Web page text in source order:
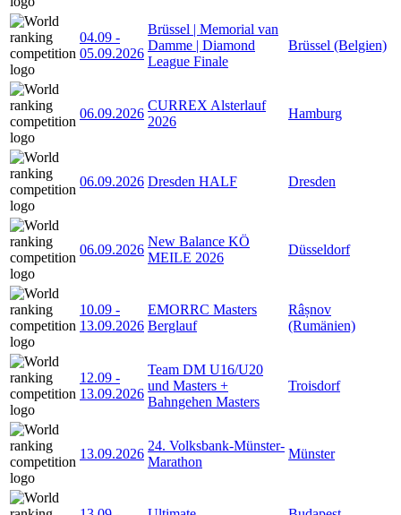
04.09 -
05.09.2026
Brüssel | Memorial van
Damme | Diamond
League Finale
Brüssel (Belgien)
06.09.2026
CURREX Alsterlauf
2026
Hamburg
06.09.2026 Dresden HALF Dresden
06.09.2026
New Balance KÖ
MEILE 2026
Düsseldorf
10.09 -
13.09.2026
EMORRC Masters
Berglauf
Râșnov
(Rumänien)
12.09 -
13.09.2026
Team DM U16/U20
und Masters +
Bahngehen Masters
Troisdorf
13.09.2026
24. Volksbank-Münster-
Marathon
Münster